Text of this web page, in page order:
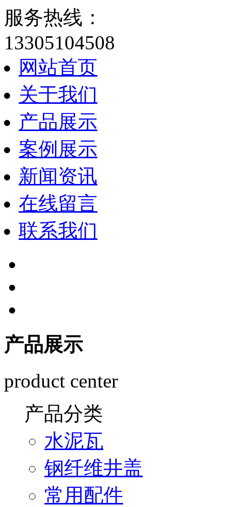
服务热线：
13305104508
网站首页
关于我们
产品展示
案例展示
新闻资讯
在线留言
联系我们
产品展示
product center
产品分类
水泥瓦
钢纤维井盖
常用配件